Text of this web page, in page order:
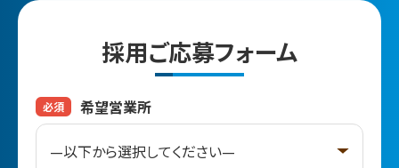
採用ご応募フォーム
希望営業所
必須